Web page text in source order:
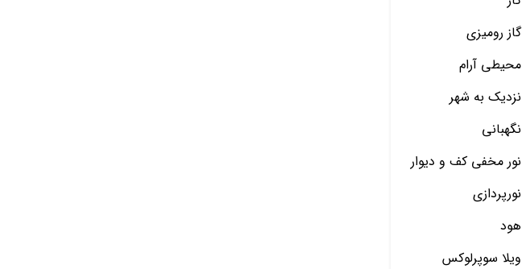
گاز رومیزی
محیطی آرام
نزدیک به شهر
نگهبانی
نور مخفی کف و دیوار
نورپردازی
هود
ویلا سوپرلوکس